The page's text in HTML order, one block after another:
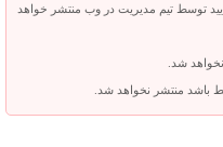
توسط تیم مدیریت در وب منتشر خواهد
شد.
باشد منتشر نخواهد شد.